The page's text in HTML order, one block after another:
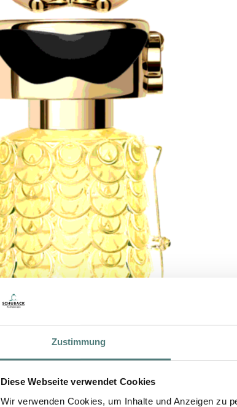
Zustimmung
Diese Webseite verwendet Cookies
Wir verwenden Cookies, um Inhalte und Anzeigen zu